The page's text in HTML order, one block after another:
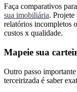
Faça comparativos
sua imobiliária. Projete
relatórios incompletos
custos x qualidade.
Mapeie sua
Outro passo
terceirizada é saber